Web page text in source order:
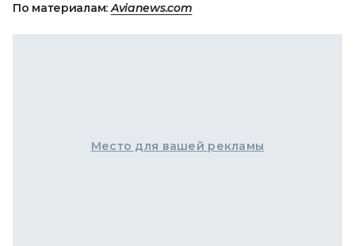
По материалам:Avianews.com
Место для вашей рекламы